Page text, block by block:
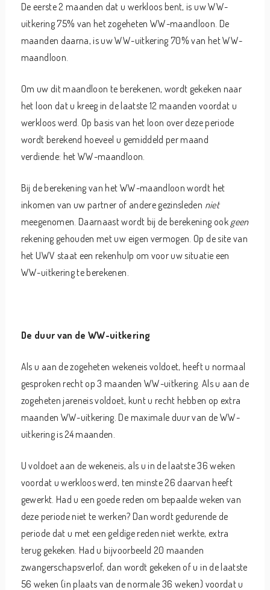
De eerste 2 maanden dat u werkloos bent, is uw WW-
uitkering 75% van het zogeheten WW-maandloon. De
maanden daarna, is uw WW-uitkering 70% van het WW-
maandloon.
Om uw dit maandloon te berekenen, wordt gekeken naar
het loon dat u kreeg in de laatste 12 maanden voordat u
werkloos werd. Op basis van het loon over deze periode
wordt berekend hoeveel u gemiddeld per maand
verdiende: het WW-maandloon.
Bij de berekening van het WW-maandloon wordt het
inkomen van uw partner of andere gezinsleden niet
meegenomen. Daarnaast wordt bij de berekening ook geen
rekening gehouden met uw eigen vermogen. Op de site van
het UWV staat een rekenhulp om voor uw situatie een
WW-uitkering te berekenen.
De duur van de WW-uitkering
Als u aan de zogeheten wekeneis voldoet, heeft u normaal
gesproken recht op 3 maanden WW-uitkering. Als u aan de
zogeheten jareneis voldoet, kunt u recht hebben op extra
maanden WW-uitkering. De maximale duur van de WW-
uitkering is 24 maanden.
U voldoet aan de wekeneis, als u in de laatste 36 weken
voordat u werkloos werd, ten minste 26 daarvan heeft
gewerkt. Had u een goede reden om bepaalde weken van
deze periode niet te werken? Dan wordt gedurende de
periode dat u met een geldige reden niet werkte, extra
terug gekeken. Had u bijvoorbeeld 20 maanden
zwangerschapsverlof, dan wordt gekeken of u in de laatste
56 weken (in plaats van de normale 36 weken) voordat u